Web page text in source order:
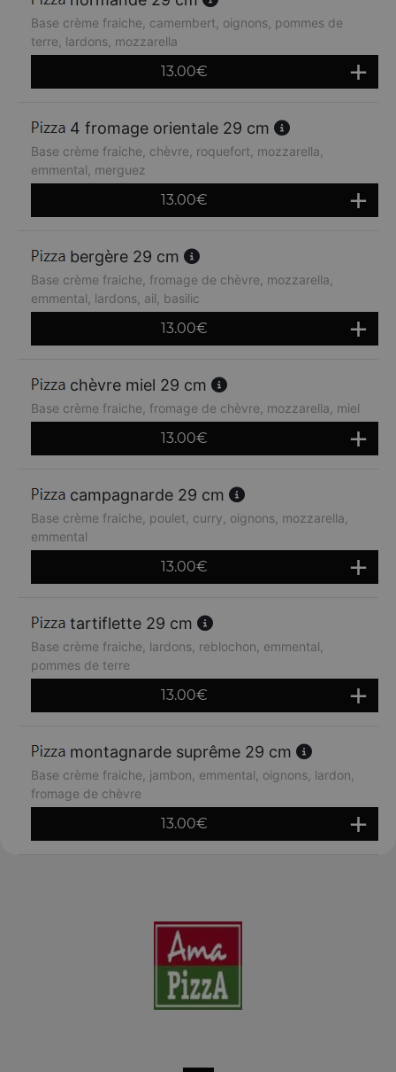
Base crème fraiche, camembert, oignons, pommes de
terre, lardons, mozzarella
13.00€
4 fromage orientale 29 cm
Base crème fraiche, chèvre, roquefort, mozzarella,
emmental, merguez
13.00€
bergère 29 cm
Base crème fraiche, fromage de chèvre, mozzarella,
emmental, lardons, ail, basilic
13.00€
chèvre miel 29 cm
Base crème fraiche, fromage de chèvre, mozzarella, miel
13.00€
campagnarde 29 cm
Base crème fraiche, poulet, curry, oignons, mozzarella,
emmental
13.00€
tartiflette 29 cm
Base crème fraiche, lardons, reblochon, emmental,
pommes de terre
13.00€
montagnarde suprême 29 cm
Base crème fraiche, jambon, emmental, oignons, lardon,
fromage de chèvre
13.00€